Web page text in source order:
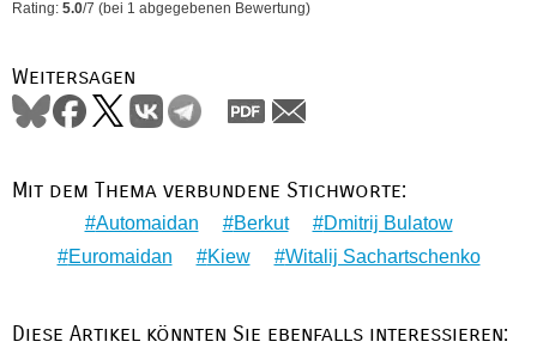
Rating: 5.0/7 (bei 1 abgegebenen Bewertung)
Weitersagen
Mit dem Thema verbundene Stichworte:
Automaidan Berkut
Dmitrij Bulatow
Euromaidan
Kiew Witalij Sachartschenko
Diese Artikel könnten Sie ebenfalls interessieren: